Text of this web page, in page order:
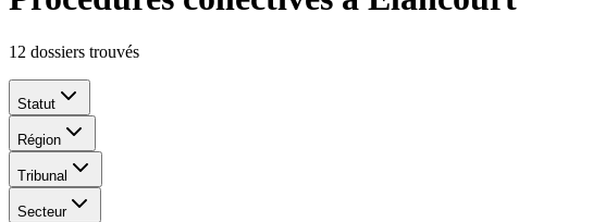
12 dossiers trouvés
Statut
Région
Tribunal
Secteur